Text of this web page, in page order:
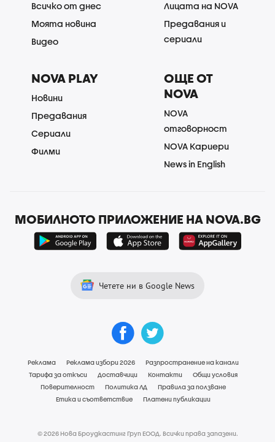
Всичко от днес
Моята новина
Видео
Лицата на NOVA
Предавания и
сериали
NOVA PLAY
Новини
Предавания
Сериали
Филми
ОЩЕ ОТ
NOVA
NOVA
отговорност
NOVA Кариери
News in English
МОБИЛНОТО ПРИЛОЖЕНИЕ НА NOVA.BG
Четете ни в Google News
Реклама Реклама избори 2026
Разпространение на канали
Тарифа за откъси
Доставчици Контакти
Общи условия
Поверителност
Политика ЛД
Правила за ползване
Етика и съответствие
Платени публикации
© 2026 Нова Броудкастинг Груп ЕООД. Всички права запазени.